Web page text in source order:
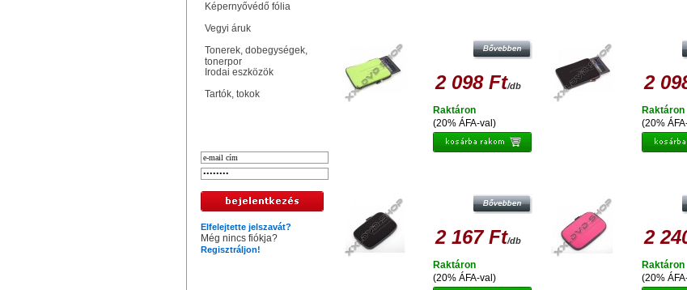
Képernyővédő fólia
Vegyi áruk
Tonerek, dobegységek,
tonerpor
Irodai eszközök
Tartók, tokok
Elfelejtette jelszavát?
Még nincs fiókja?
Regisztráljon!
2 098 Ft/db
(20% ÁFA-val)
Raktáron
2
(20%
Raktáron
2 167 Ft/db
(20% ÁFA-val)
Raktáron
2
(20%
Raktáron